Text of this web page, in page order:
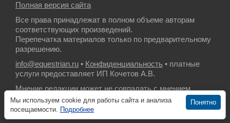
Полная версия сайта
Все права принадлежат в полном объеме авторам
соответствующих произведений.
Перепечатка материалов только по предварительному
разрешению.
info@equestrian.ru • Конфиденциальность • платные
услуги предоставляет ИП Кочетов А.В.
Мнение редакции может не совпадать с мнением
авторов.
Понятно
Мы используем cookie для работы сайта и анализа
посещаемости. Подробнее